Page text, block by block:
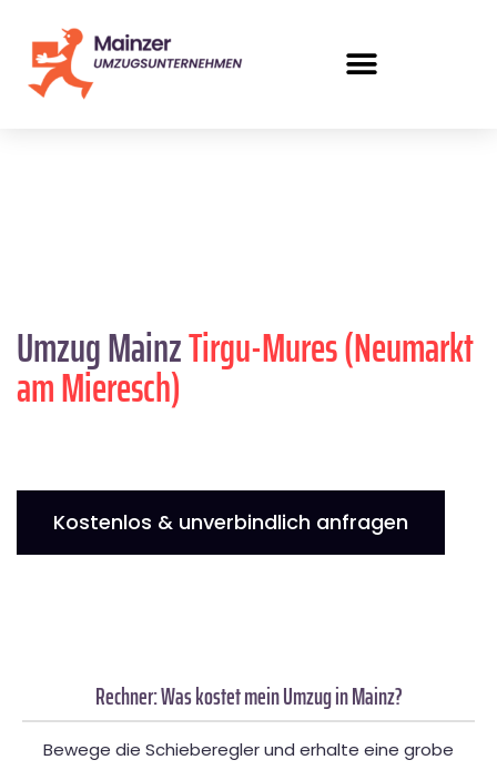
Umzug MainzTirgu-Mures (Neumarkt
am Mieresch)
Kostenlos & unverbindlich anfragen
Rechner: Was kostet mein Umzug in Mainz?
Bewege die Schieberegler und erhalte eine grobe